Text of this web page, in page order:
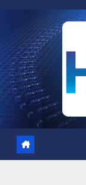
contenido